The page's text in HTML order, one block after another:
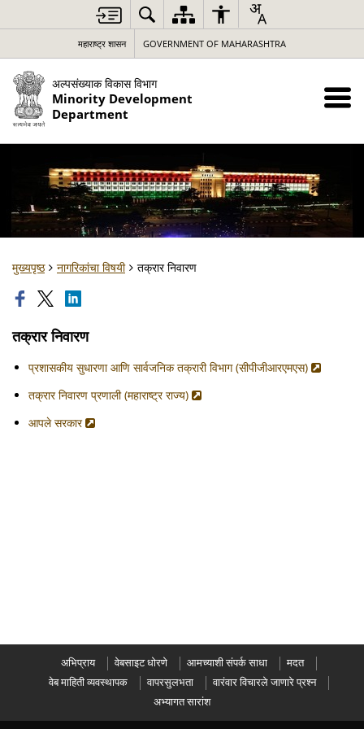
महाराष्ट्र शासन GOVERNMENT OF MAHARASHTRA
अल्पसंख्याक विकास विभाग
Minority Development
Department
मुख्यपृष्ठ नागरिकांचा विषयी तक्रार निवारण
तक्रार निवारण
प्रशासकीय सुधारणा आणि सार्वजनिक तक्रारी विभाग (सीपीजीआरएमएस)
तक्रार निवारण प्रणाली (महाराष्ट्र राज्य)
आपले सरकार
अभिप्राय वेबसाइट धोरणे आमच्याशी संपर्क साधा
मदत
वेब माहिती व्यवस्थापक
वापरसुलभता
वारंवार विचारले जाणारे प्रश्न
अभ्यागत सारांश